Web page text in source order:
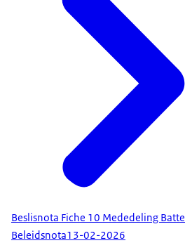
Beslisnota Fiche 10 Mededeling
Beleidsnota13-02-2026